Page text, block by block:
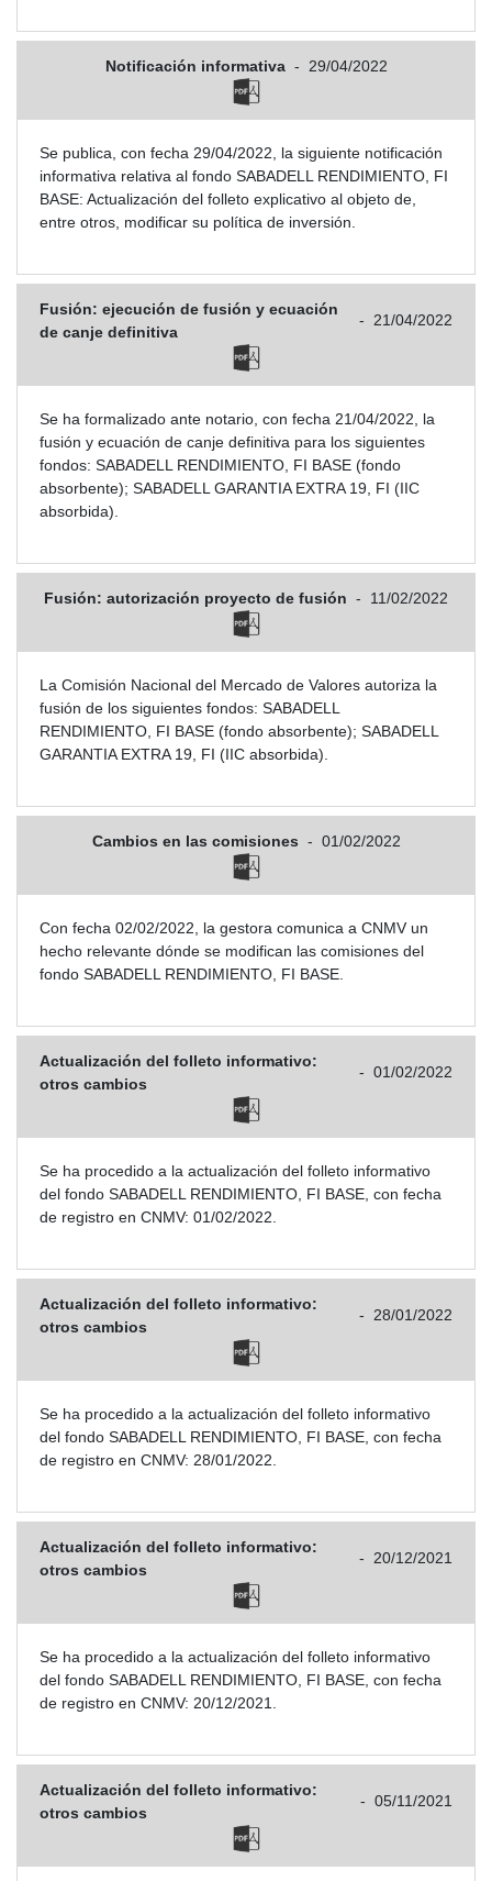
Notificación informativa - 29/04/2022
Se publica, con fecha 29/04/2022, la siguiente notificación
informativa relativa al fondo SABADELL RENDIMIENTO, FI
BASE: Actualización del folleto explicativo al objeto de,
entre otros, modificar su política de inversión.
Fusión: ejecución de fusión y ecuación
de canje definitiva
- 21/04/2022
Se ha formalizado ante notario, con fecha 21/04/2022, la
fusión y ecuación de canje definitiva para los siguientes
fondos: SABADELL RENDIMIENTO, FI BASE (fondo
absorbente); SABADELL GARANTIA EXTRA 19, FI (IIC
absorbida).
Fusión: autorización proyecto de fusión - 11/02/2022
La Comisión Nacional del Mercado de Valores autoriza la
fusión de los siguientes fondos: SABADELL
RENDIMIENTO, FI BASE (fondo absorbente); SABADELL
GARANTIA EXTRA 19, FI (IIC absorbida).
Cambios en las comisiones - 01/02/2022
Con fecha 02/02/2022, la gestora comunica a CNMV un
hecho relevante dónde se modifican las comisiones del
fondo SABADELL RENDIMIENTO, FI BASE.
Actualización del folleto informativo:
otros cambios
- 01/02/2022
Se ha procedido a la actualización del folleto informativo
del fondo SABADELL RENDIMIENTO, FI BASE, con fecha
de registro en CNMV: 01/02/2022.
Actualización del folleto informativo:
otros cambios
- 28/01/2022
Se ha procedido a la actualización del folleto informativo
del fondo SABADELL RENDIMIENTO, FI BASE, con fecha
de registro en CNMV: 28/01/2022.
Actualización del folleto informativo:
otros cambios
- 20/12/2021
Se ha procedido a la actualización del folleto informativo
del fondo SABADELL RENDIMIENTO, FI BASE, con fecha
de registro en CNMV: 20/12/2021.
Actualización del folleto informativo:
otros cambios
- 05/11/2021